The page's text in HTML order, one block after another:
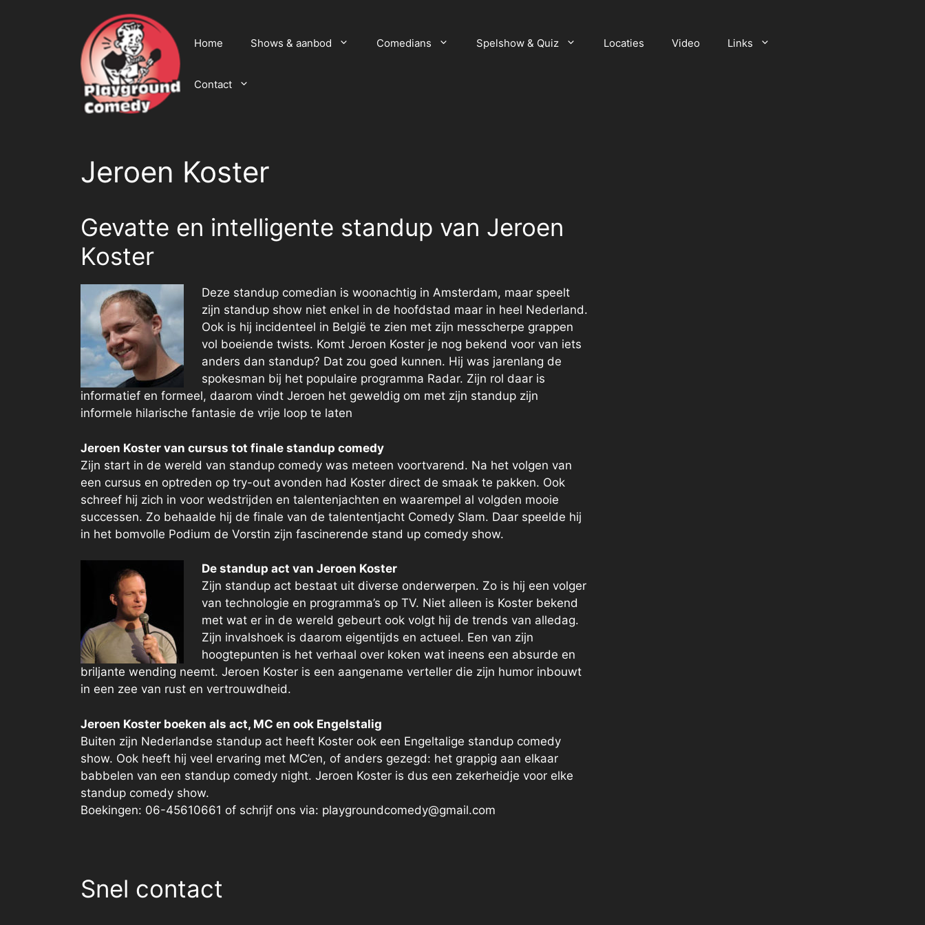
Home Shows & aanbod Comedians Spelshow & Quiz Locaties Video Links
Contact
Jeroen Koster
Gevatte en intelligente standup van Jeroen
Koster
Deze standup comedian is woonachtig in Amsterdam, maar speelt
zijn standup show niet enkel in de hoofdstad maar in heel Nederland.
Ook is hij incidenteel in België te zien met zijn messcherpe grappen
vol boeiende twists. Komt Jeroen Koster je nog bekend voor van iets
anders dan standup? Dat zou goed kunnen. Hij was jarenlang de
spokesman bij het populaire programma Radar. Zijn rol daar is
informatief en formeel, daarom vindt Jeroen het geweldig om met zijn standup zijn
informele hilarische fantasie de vrije loop te laten
Jeroen Koster van cursus tot finale standup comedy
Zijn start in de wereld van standup comedy was meteen voortvarend. Na het volgen van
een cursus en optreden op try-out avonden had Koster direct de smaak te pakken. Ook
schreef hij zich in voor wedstrijden en talentenjachten en waarempel al volgden mooie
successen. Zo behaalde hij de finale van de talententjacht Comedy Slam. Daar speelde hij
in het bomvolle Podium de Vorstin zijn fascinerende stand up comedy show.
De standup act van Jeroen Koster
Zijn standup act bestaat uit diverse onderwerpen. Zo is hij een volger
van technologie en programma’s op TV. Niet alleen is Koster bekend
met wat er in de wereld gebeurt ook volgt hij de trends van alledag.
Zijn invalshoek is daarom eigentijds en actueel. Een van zijn
hoogtepunten is het verhaal over koken wat ineens een absurde en
briljante wending neemt. Jeroen Koster is een aangename verteller die zijn humor inbouwt
in een zee van rust en vertrouwdheid.
Jeroen Koster boeken als act, MC en ook Engelstalig
Buiten zijn Nederlandse standup act heeft Koster ook een Engeltalige standup comedy
show. Ook heeft hij veel ervaring met MC’en, of anders gezegd: het grappig aan elkaar
babbelen van een standup comedy night. Jeroen Koster is dus een zekerheidje voor elke
standup comedy show.
Boekingen: 06-45610661 of schrijf ons via: playgroundcomedy@gmail.com
Snel contact